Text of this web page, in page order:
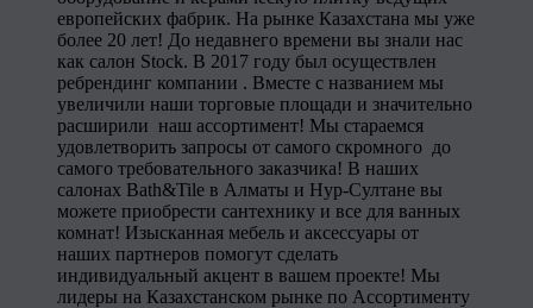
европейских фабрик. На рынке Казахстана мы уже
более 20 лет! До недавнего времени вы знали нас
как салон Stock. В 2017 году был осуществлен
ребрендинг компании . Вместе с названием мы
увеличили наши торговые площади и значительно
расширили наш ассортимент! Мы стараемся
удовлетворить запросы от самого скромного до
самого требовательного заказчика! В наших
салонах Bath&Tile в Алматы и Нур-Султане вы
можете приобрести сантехнику и все для ванных
комнат! Изысканная мебель и аксессуары от
наших партнеров помогут сделать
индивидуальный акцент в вашем проекте! Мы
лидеры на Казахстанском рынке по Ассортименту